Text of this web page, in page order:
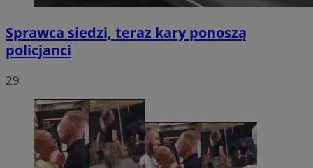
Sprawca siedzi, teraz kary ponoszą
policjanci
29